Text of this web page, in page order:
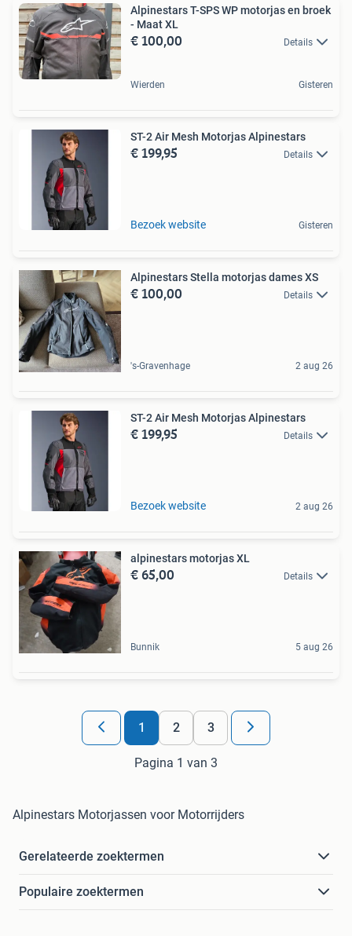
Alpinestars T-SPS WP motorjas en broek
- Maat XL
€ 100,00 Details
Wierden Gisteren
ST-2 Air Mesh Motorjas Alpinestars
€ 199,95 Details
Bezoek website Gisteren
Alpinestars Stella motorjas dames XS
€ 100,00 Details
's-Gravenhage 2 aug 26
ST-2 Air Mesh Motorjas Alpinestars
€ 199,95 Details
Bezoek website 2 aug 26
alpinestars motorjas XL
€ 65,00 Details
Bunnik 5 aug 26
1 2 3
Pagina 1 van 3
Alpinestars Motorjassen voor Motorrijders
Gerelateerde zoektermen
Populaire zoektermen